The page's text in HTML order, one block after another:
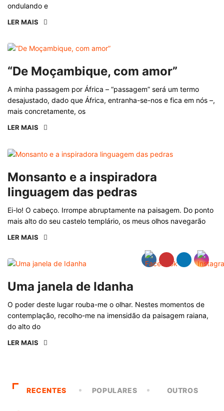
ondulando e
LER MAIS
“De Moçambique, com amor”
A minha passagem por África – “passagem” será um termo
desajustado, dado que África, entranha-se-nos e fica em nós –,
mais concretamente, os
LER MAIS
Monsanto e a inspiradora
linguagem das pedras
Ei-lo! O cabeço. Irrompe abruptamente na paisagem. Do ponto
mais alto do seu castelo templário, os meus olhos navegarão
LER MAIS
Uma janela de Idanha
O poder deste lugar rouba-me o olhar. Nestes momentos de
contemplação, recolho-me na imensidão da paisagem raiana,
do alto do
LER MAIS
RECENTES POPULARES OUTROS